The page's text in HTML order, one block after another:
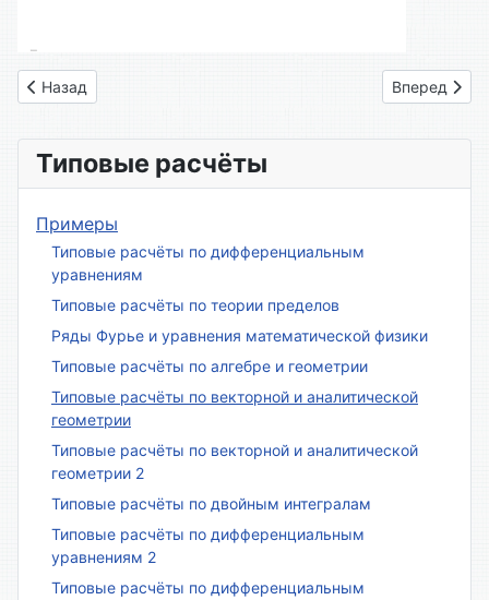
Предыдущий: Вариант № 01
Назад Вперед
Типовые расчёты
Примеры
Типовые расчёты по дифференциальным
уравнениям
Типовые расчёты по теории пределов
Ряды Фурье и уравнения математической физики
Типовые расчёты по алгебре и геометрии
Типовые расчёты по векторной и аналитической
геометрии
Типовые расчёты по векторной и аналитической
геометрии 2
Типовые расчёты по двойным интегралам
Типовые расчёты по дифференциальным
уравнениям 2
Типовые расчёты по дифференциальным